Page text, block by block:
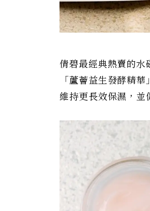
倩碧最經典熱賣的
「蘆薈益生發酵精
維持更長效保濕，並